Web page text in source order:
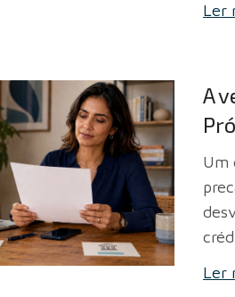
Ler
A
Um
Ler